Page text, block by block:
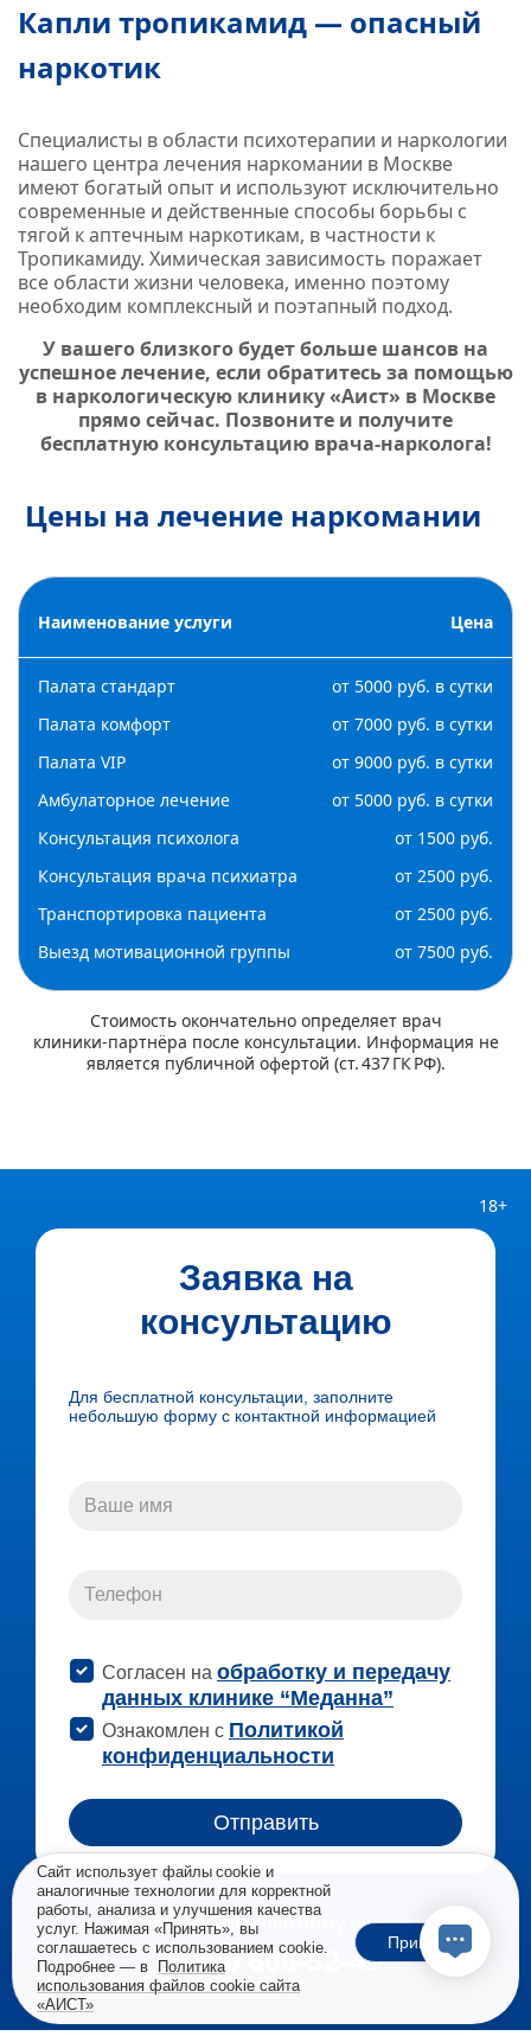
Капли тропикамид — опасный
наркотик
Специалисты в области психотерапии и наркологии
нашего центра лечения наркомании в Москве
имеют богатый опыт и используют исключительно
современные и действенные способы борьбы с
тягой к аптечным наркотикам, в частности к
Тропикамиду. Химическая зависимость поражает
все области жизни человека, именно поэтому
необходим комплексный и поэтапный подход.
У вашего близкого будет больше шансов на
успешное лечение, если обратитесь за помощью
в наркологическую клинику «Аист» в Москве
прямо сейчас. Позвоните и получите
бесплатную консультацию врача-нарколога!
Цены на лечение наркомании
Наименование услуги Цена
Палата стандарт
от 5000 руб. в сутки
Палата комфорт
от 7000 руб. в сутки
Палата VIP
от 9000 руб. в сутки
Амбулаторное лечение
от 5000 руб. в сутки
Консультация психолога
от 1500 руб.
Консультация врача психиатра
от 2500 руб.
Транспортировка пациента
от 2500 руб.
Выезд мотивационной группы
от 7500 руб.
Стоимость окончательно определяет врач
клиники‑партнёра после консультации. Информация не
является публичной офертой (ст. 437 ГК РФ).
Звоните по бесплатному номеру
8 800 600-32-45
18+
Сайт использует файлы cookie и
аналогичные технологии для корректной
работы, анализа и улучшения качества
услуг. Нажимая «Принять», вы
соглашаетесь с использованием cookie.
Подробнее — в
Политика
использования файлов cookie сайта
«АИСТ»
Принять